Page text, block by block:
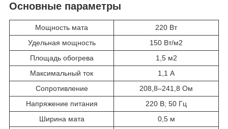
Основные параметры
Мощность мата
220 Вт
Удельная мощность
150 Вт/м2
Площадь обогрева
1,5 м2
Максимальный ток
1,1 А
Сопротивление
208,8–241,8 Ом
Напряжение питания
220 В; 50 Гц
Ширина мата
0,5 м